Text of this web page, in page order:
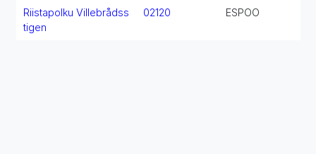
Riistapolku Villebrådss
tigen
02120 ESPOO